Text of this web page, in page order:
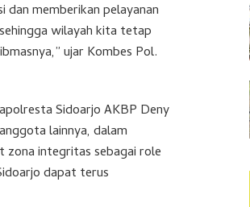
memberikan pelayanan
wilayah kita tetap
ujar Kombes Pol.
Sidoarjo AKBP Deny
lainnya, dalam
zona integritas sebagai role
dapat terus